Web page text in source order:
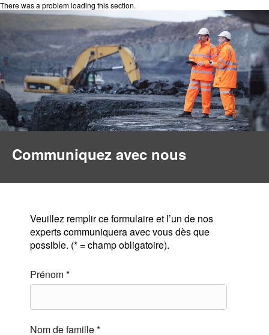
There was a problem loading this section.
Communiquez avec nous
Veuillez remplir ce formulaire et l’un de nos
experts communiquera avec vous dès que
possible. (* = champ obligatoire).
Prénom *
Nom de famille *